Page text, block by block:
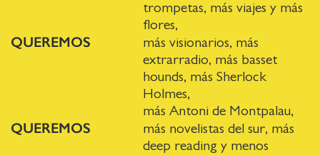
trompetas, más viajes y más
flores,
QUEREMOS
más visionarios, más
extrarradio, más basset
hounds, más Sherlock
Holmes,
más Antoni de Montpalau,
QUEREMOS
más novelistas del sur, más
deep reading y menos